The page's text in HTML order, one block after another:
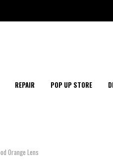
REPAIR POP UP STORE
Orange Lens